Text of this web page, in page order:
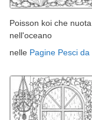
Poisson koi che nuota
nell'oceano
nelle Pagine Pesci